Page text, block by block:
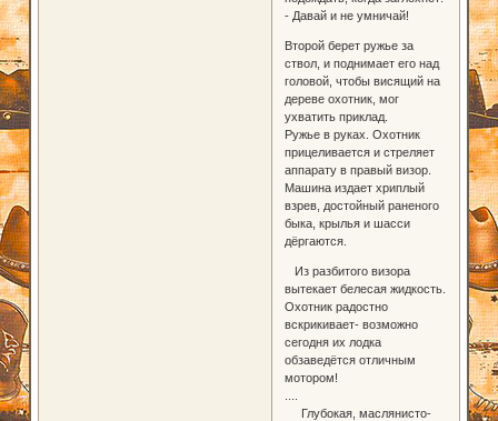
- Давай и не умничай!
Второй берет ружье за
ствол, и поднимает его над
головой, чтобы висящий на
дереве охотник, мог
ухватить приклад.
Ружье в руках. Охотник
прицеливается и стреляет
аппарату в правый визор.
Машина издает хриплый
взрев, достойный раненого
быка, крылья и шасси
дёргаются.
Из разбитого визора
вытекает белесая жидкость.
Охотник радостно
вскрикивает- возможно
сегодня их лодка
обзаведётся отличным
мотором!
Глубокая, маслянисто-